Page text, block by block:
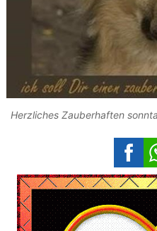
Herzliches Zauberhaften